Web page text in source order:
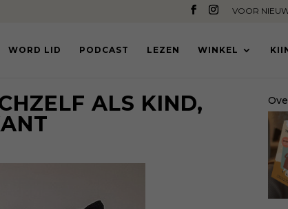
VOOR
WORD LID PODCAST LEZEN WINKEL
ALS KIND,